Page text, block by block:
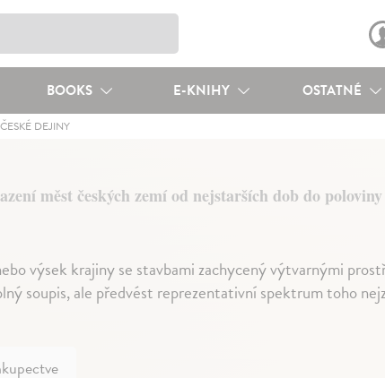
BOOKS E-KNIHY OSTATNÉ
DEJINY
měst českých zemí od nejstarších dob do
výsek krajiny se stavbami zachycený výtvarnými
soupis, ale předvést reprezentativní spektrum toho